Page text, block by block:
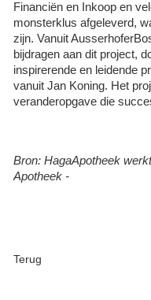
Financiën en Inkoop en
monsterklus afgeleverd,
zijn. Vanuit
bijdragen aan dit project,
inspirerende en leidende
vanuit Jan Koning. Het
veranderopgave die
Bron: HagaApotheek
Apotheek -
Terug